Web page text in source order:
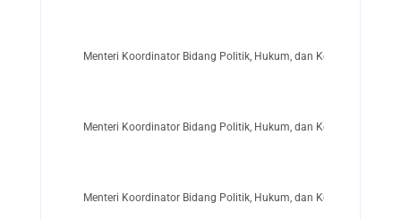
Menteri Koordinator Bidang Politik, Hukum, dan Keamanan
Menteri Koordinator Bidang Politik, Hukum, dan Keamanan
Menteri Koordinator Bidang Politik, Hukum, dan Keamanan